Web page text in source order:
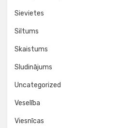
Sievietes
Siltums
Skaistums
Sludinājums
Uncategorized
Veselība
Viesnīcas